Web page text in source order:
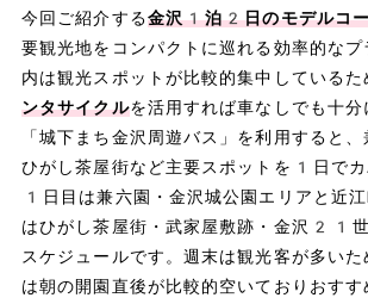
今回ご紹介する金沢1泊2日のモデルコ
要観光地をコンパクトに巡れる効率的な
内は観光スポットが比較的集中しているた
ンタサイクルを活用すれば車なしでも十分
「城下まち金沢周遊バス」を利用すると、
ひがし茶屋街など主要スポットを1日でカ
1日目は兼六園・金沢城公園エリアと近
はひがし茶屋街・武家屋敷跡・金沢21
スケジュールです。週末は観光客が多いた
は朝の開園直後が比較的空いておりおす